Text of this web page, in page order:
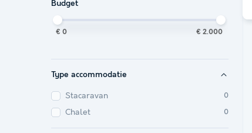
Budget
€ 0 € 2.000
Type accommodatie
Stacaravan 0
Chalet 0